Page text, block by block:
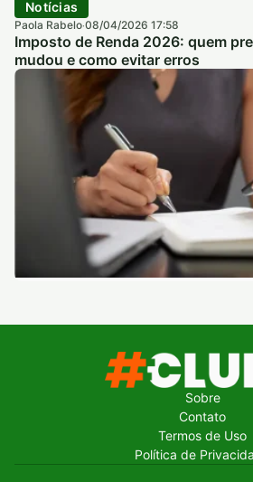
Notícias
Paola Rabelo·08/04/2026 17:58
Imposto de Renda 2026: quem
mudou e como evitar erros
Sobre
Contato
Termos de Uso
Política de